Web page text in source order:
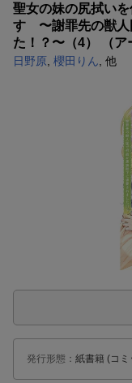
聖女の妹の尻拭い
す 〜謝罪先の獣人
た！？〜（4） （
日野原 櫻田りん , 他
発行形態 ： 紙書籍 (コミ